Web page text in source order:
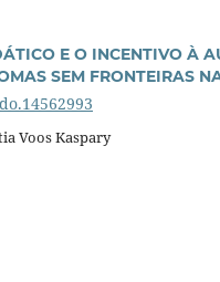
E O INCENTIVO À
SEM FRONTEIRAS
Voos Kaspary